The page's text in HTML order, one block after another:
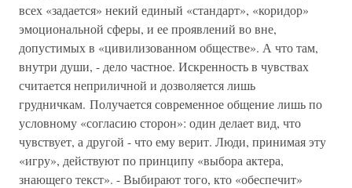
всех «задается» некий единый «стандарт», «коридор»
эмоциональной сферы, и ее проявлений во вне,
допустимых в «цивилизованном обществе». А что там,
внутри души, - дело частное. Искренность в чувствах
считается неприличной и дозволяется лишь
грудничкам. Получается современное общение лишь по
условному «согласию сторон»: один делает вид, что
чувствует, а другой - что ему верит. Люди, принимая эту
«игру», действуют по принципу «выбора актера,
знающего текст». - Выбирают того, кто «обеспечит»